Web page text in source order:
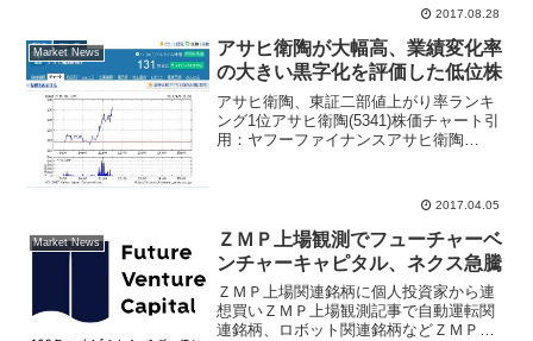
2017.08.28
Market News
アサヒ衛陶が大幅高、業績変化率
の大きい黒字化を評価した低位株
アサヒ衛陶、東証二部値上がり率ランキ
ング1位アサヒ衛陶(5341)株価チャート引
用：ヤフーファイナンスアサヒ衛陶
キング１位となった。寄り付きは前日比
2017.04.05
Market News
ＺＭＰ上場観測でフューチャーベ
ンチャーキャピタル、ネクス急騰
ＺＭＰ上場関連銘柄に個人投資家から連
想買いＺＭＰ上場観測記事で自動運転関
連銘柄、ロボット関連銘柄などＺＭＰ関